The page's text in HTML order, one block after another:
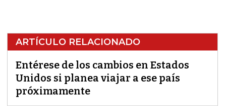
ARTÍCULO RELACIONADO
Entérese de los cambios en Estados
Unidos si planea viajar a ese país
próximamente